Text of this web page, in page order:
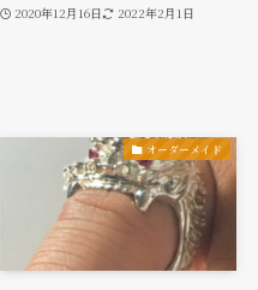
2020年12月16日 2022年2月1日
オーダーメイド